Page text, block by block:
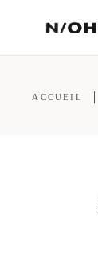
ACCUEIL